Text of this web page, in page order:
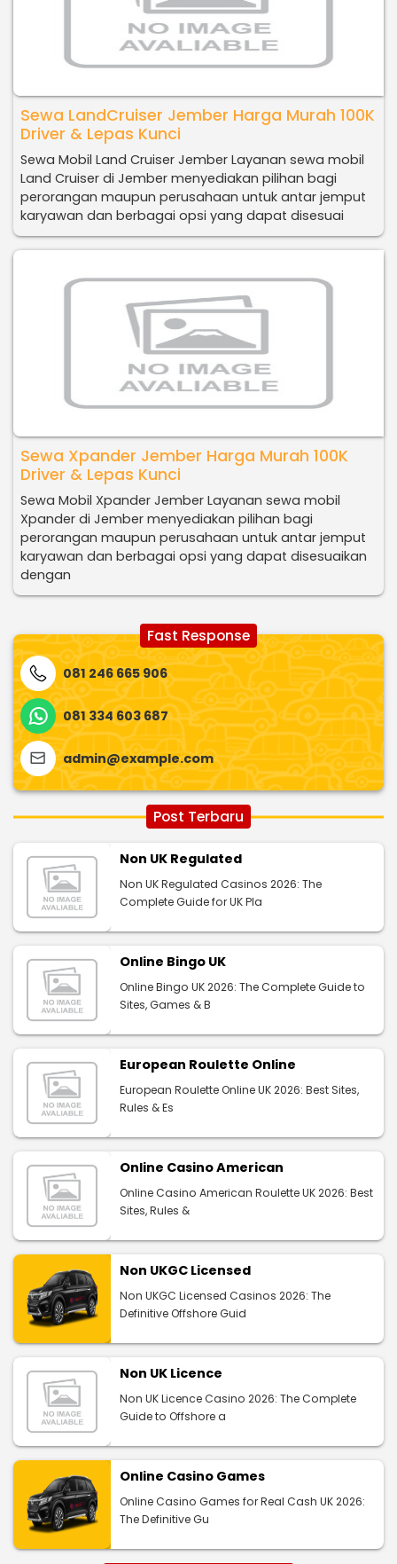
Sewa LandCruiser Jember Harga Murah 100K
Driver & Lepas Kunci
Sewa Mobil Land Cruiser Jember Layanan sewa mobil
Land Cruiser di Jember menyediakan pilihan bagi
perorangan maupun perusahaan untuk antar jemput
karyawan dan berbagai opsi yang dapat disesuai
Sewa Xpander Jember Harga Murah 100K
Driver & Lepas Kunci
Sewa Mobil Xpander Jember Layanan sewa mobil
Xpander di Jember menyediakan pilihan bagi
perorangan maupun perusahaan untuk antar jemput
karyawan dan berbagai opsi yang dapat disesuaikan
dengan
Fast Response
081 246 665 906
081 334 603 687
admin@example.com
Post Terbaru
Non UK Regulated
Non UK Regulated Casinos 2026: The
Complete Guide for UK Pla
Online Bingo UK
Online Bingo UK 2026: The Complete Guide to
Sites, Games & B
European Roulette Online
European Roulette Online UK 2026: Best Sites,
Rules & Es
Online Casino American
Online Casino American Roulette UK 2026: Best
Sites, Rules &
Non UKGC Licensed
Non UKGC Licensed Casinos 2026: The
Definitive Offshore Guid
Non UK Licence
Non UK Licence Casino 2026: The Complete
Guide to Offshore a
Online Casino Games
Online Casino Games for Real Cash UK 2026:
The Definitive Gu